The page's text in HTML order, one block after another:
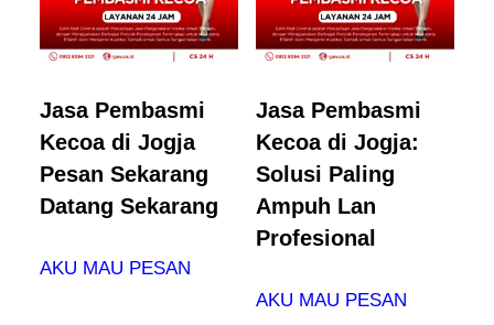
Jasa Pembasmi
Kecoa di Jogja
Pesan Sekarang
Datang Sekarang
AKU MAU PESAN
Jasa Pembasmi
Kecoa di Jogja:
Solusi Paling
Ampuh Lan
Profesional
AKU MAU PESAN